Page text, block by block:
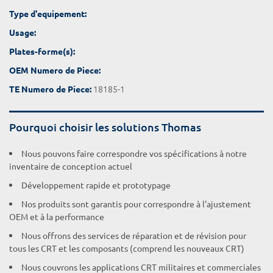
Type d'equipement:
Usage:
Plates-forme(s):
OEM Numero de Piece:
TE Numero de Piece: 18185-1
Pourquoi choisir les solutions Thomas
Nous pouvons faire correspondre vos spécifications à notre
inventaire de conception actuel
Développement rapide et prototypage
Nos produits sont garantis pour correspondre à l'ajustement
OEM et à la performance
Nous offrons des services de réparation et de révision pour
tous les CRT et les composants (comprend les nouveaux CRT)
Nous couvrons les applications CRT militaires et commerciales